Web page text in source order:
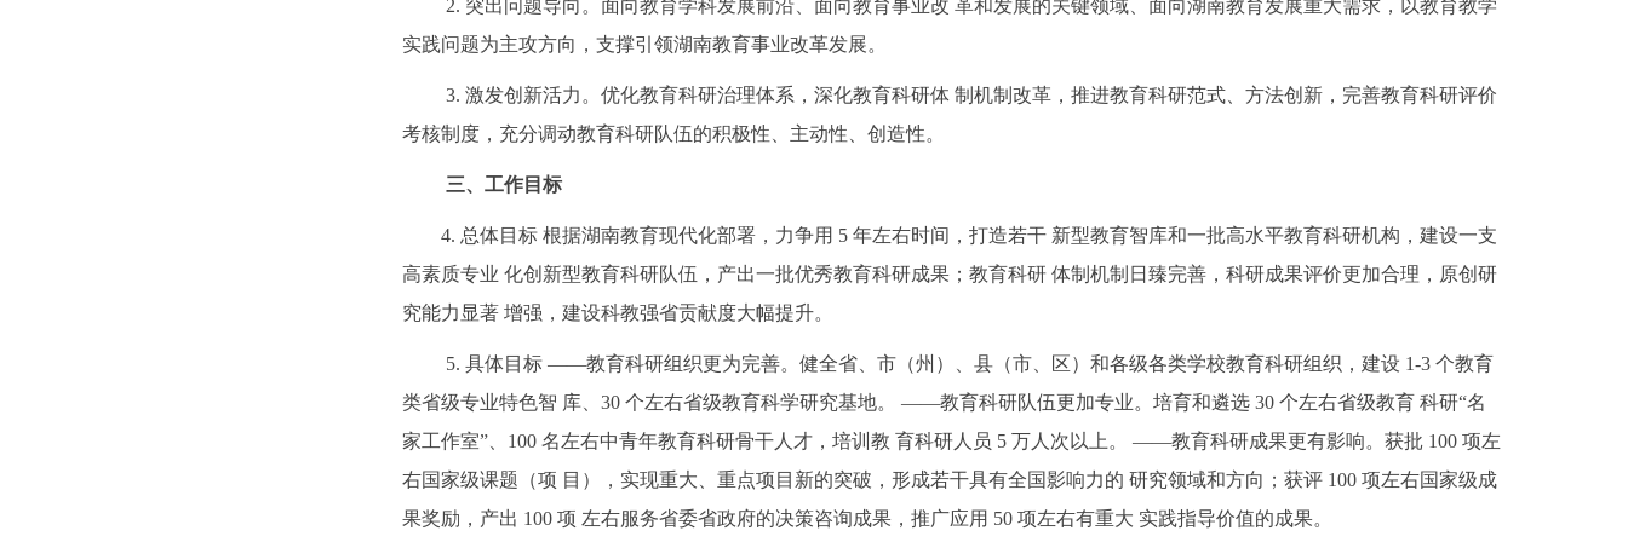
2. 突出问题导向。面向教育学科发展前沿、面向教育事业改 革和发展的关键领域、面向湖南教育发展重大需求，以教育教学
实践问题为主攻方向，支撑引领湖南教育事业改革发展。
3. 激发创新活力。优化教育科研治理体系，深化教育科研体 制机制改革，推进教育科研范式、方法创新，完善教育科研评价
考核制度，充分调动教育科研队伍的积极性、主动性、创造性。
三、工作目标
4. 总体目标 根据湖南教育现代化部署，力争用 5 年左右时间，打造若干 新型教育智库和一批高水平教育科研机构，建设一支
高素质专业 化创新型教育科研队伍，产出一批优秀教育科研成果；教育科研 体制机制日臻完善，科研成果评价更加合理，原创研
究能力显著 增强，建设科教强省贡献度大幅提升。
5. 具体目标 ——教育科研组织更为完善。健全省、市（州）、县（市、区）和各级各类学校教育科研组织，建设 1-3 个教育
类省级专业特色智 库、30 个左右省级教育科学研究基地。 ——教育科研队伍更加专业。培育和遴选 30 个左右省级教育 科研“名
家工作室”、100 名左右中青年教育科研骨干人才，培训教 育科研人员 5 万人次以上。 ——教育科研成果更有影响。获批 100 项左
右国家级课题（项 目），实现重大、重点项目新的突破，形成若干具有全国影响力的 研究领域和方向；获评 100 项左右国家级成
果奖励，产出 100 项 左右服务省委省政府的决策咨询成果，推广应用 50 项左右有重大 实践指导价值的成果。